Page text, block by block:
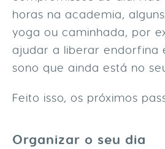
horas na academia,
yoga ou caminhada, por
ajudar a liberar endorfina
sono que ainda está no
Feito isso, os próximos
Organizar o seu dia